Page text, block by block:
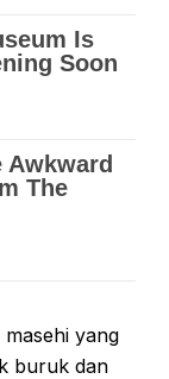
masehi yang
buruk dan